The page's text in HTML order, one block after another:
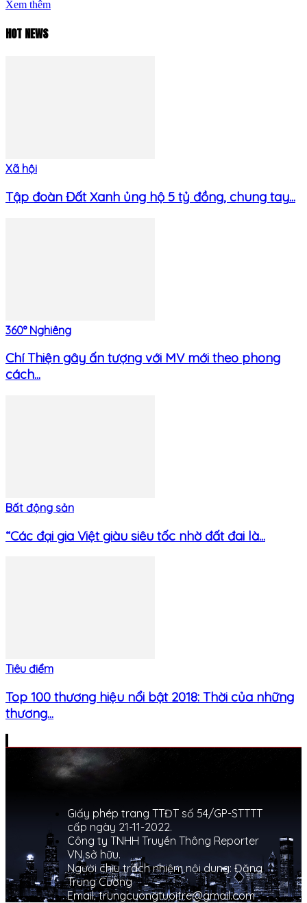
Xem thêm
HOT NEWS
Xã hội
Tập đoàn Đất Xanh ủng hộ 5 tỷ đồng, chung tay...
360° Nghiêng
Chí Thiện gây ấn tượng với MV mới theo phong
cách...
Bất động sản
“Các đại gia Việt giàu siêu tốc nhờ đất đai là...
Tiêu điểm
Top 100 thương hiệu nổi bật 2018: Thời của những
thương...
Giấy phép trang TTĐT số 54/GP-STTTT
cấp ngày 21-11-2022.
Công ty TNHH Truyền Thông Reporter
VN sở hữu.
Người chịu trách nhiệm nội dung: Đặng
Trung Cường
Email: trungcuongtuoitre@gmail.com